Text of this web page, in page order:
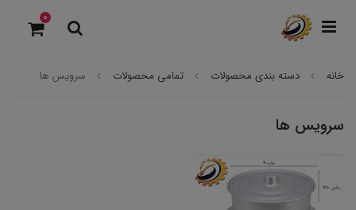
0
خانه دسته بندی محصولات تمامی محصولات سرویس ها
سرویس ها